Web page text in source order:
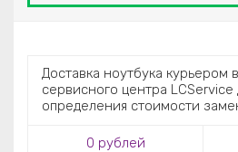
Доставка ноутбука курьером
сервисного центра LCService
определения стоимости
0 рублей